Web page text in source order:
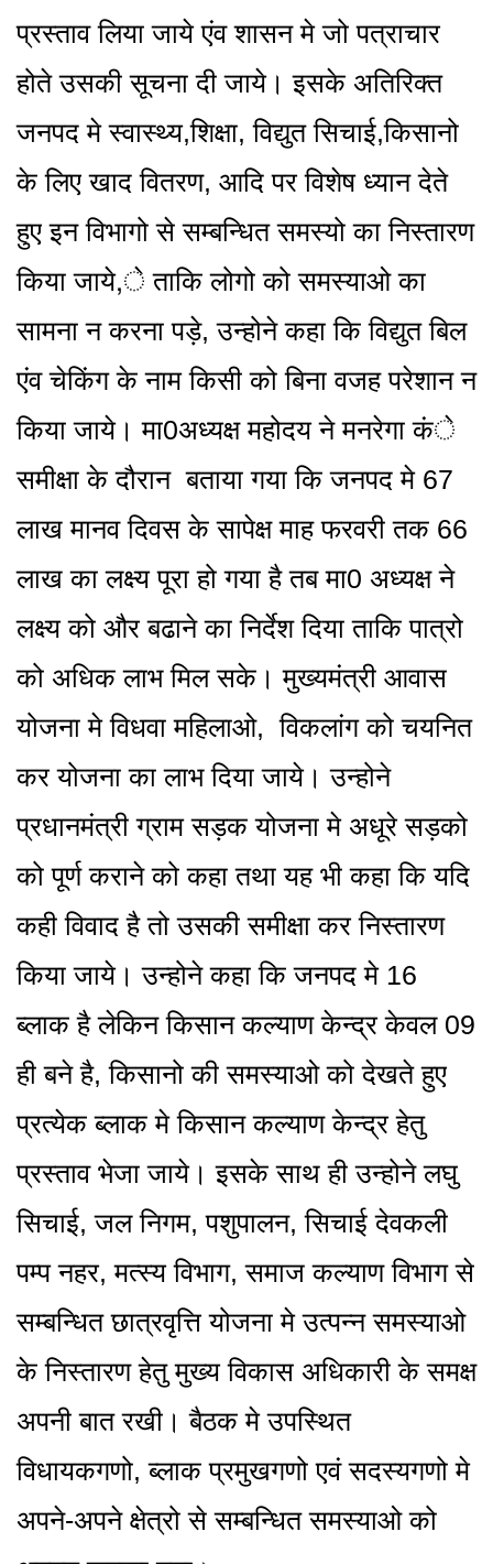
प्रस्ताव लिया जाये एंव शासन मे जो पत्राचार
होते उसकी सूचना दी जाये। इसके अतिरिक्त
जनपद मे स्वास्थ्य,शिक्षा, विद्युत सिचाई,किसानो
के लिए खाद वितरण, आदि पर विशेष ध्यान देते
हुए इन विभागो से सम्बन्धित समस्यो का निस्तारण
किया जाये,े ताकि लोगो को समस्याओ का
सामना न करना पड़े, उन्होने कहा कि विद्युत बिल
एंव चेकिंग के नाम किसी को बिना वजह परेशान न
किया जाये। मा0अध्यक्ष महोदय ने मनरेगा कंे
समीक्षा के दौरान बताया गया कि जनपद मे 67
लाख मानव दिवस के सापेक्ष माह फरवरी तक 66
लाख का लक्ष्य पूरा हो गया है तब मा0 अध्यक्ष ने
लक्ष्य को और बढाने का निर्देश दिया ताकि पात्रो
को अधिक लाभ मिल सके। मुख्यमंत्री आवास
योजना मे विधवा महिलाओ, विकलांग को चयनित
कर योजना का लाभ दिया जाये। उन्होने
प्रधानमंत्री ग्राम सड़क योजना मे अधूरे सड़को
को पूर्ण कराने को कहा तथा यह भी कहा कि यदि
कही विवाद है तो उसकी समीक्षा कर निस्तारण
किया जाये। उन्होने कहा कि जनपद मे 16
ब्लाक है लेकिन किसान कल्याण केन्द्र केवल 09
ही बने है, किसानो की समस्याओ को देखते हुए
प्रत्येक ब्लाक मे किसान कल्याण केन्द्र हेतु
प्रस्ताव भेजा जाये। इसके साथ ही उन्होने लघु
सिचाई, जल निगम, पशुपालन, सिचाई देवकली
पम्प नहर, मत्स्य विभाग, समाज कल्याण विभाग से
सम्बन्धित छात्रवृत्ति योजना मे उत्पन्न समस्याओ
के निस्तारण हेतु मुख्य विकास अधिकारी के समक्ष
अपनी बात रखी। बैठक मे उपस्थित
विधायकगणो, ब्लाक प्रमुखगणो एवं सदस्यगणो मे
अपने-अपने क्षेत्रो से सम्बन्धित समस्याओ को